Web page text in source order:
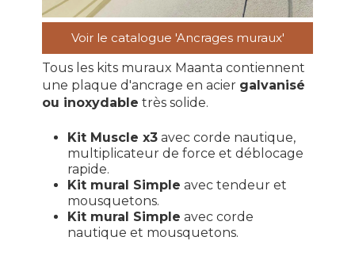
Voir le catalogue 'Ancrages muraux'
Tous les kits muraux Maanta contiennent
une plaque d'ancrage en acier galvanisé
ou inoxydable très solide.
Kit Muscle x3avec corde nautique,
multiplicateur de force et déblocage
rapide.
Kit mural Simple avec tendeur et
mousquetons.
Kit mural Simple avec corde
nautique et mousquetons.